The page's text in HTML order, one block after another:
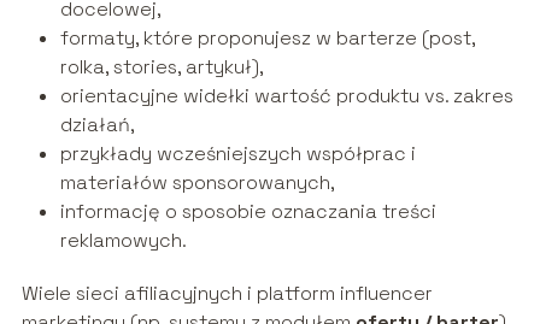
docelowej,
formaty, które proponujesz w barterze (post,
rolka, stories, artykuł),
orientacyjne widełki wartość produktu vs. zakres
działań,
przykłady wcześniejszych współprac i
materiałów sponsorowanych,
informację o sposobie oznaczania treści
reklamowych.
Wiele sieci afiliacyjnych i platform influencer